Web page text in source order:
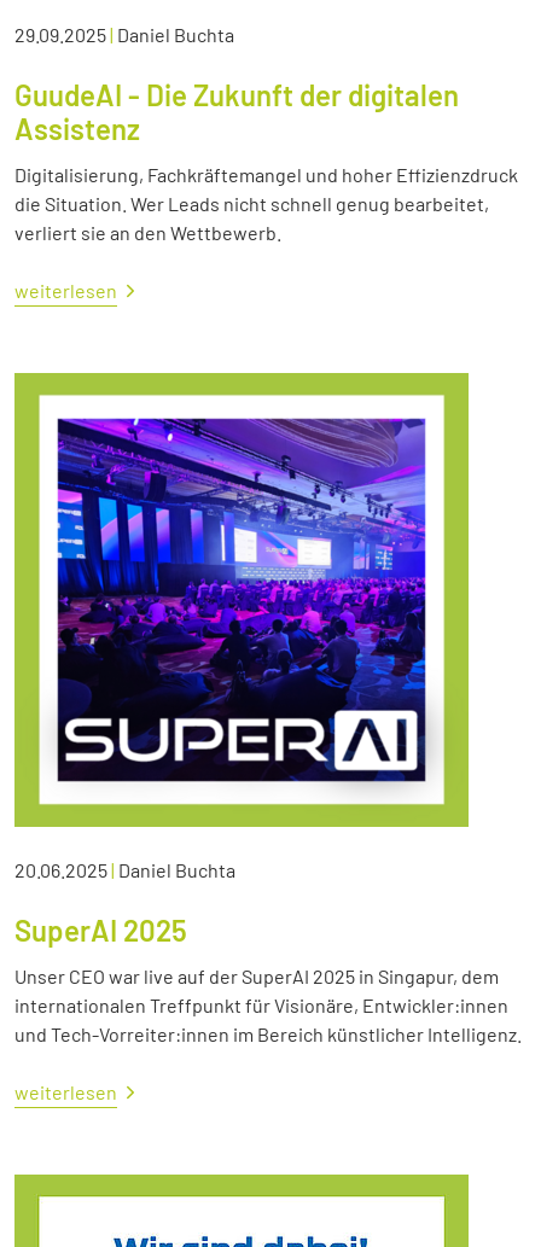
29.09.2025| Daniel Buchta
GuudeAI - Die Zukunft der digitalen
Assistenz
Digitalisierung, Fachkräftemangel und hoher Effizienzdruck
die Situation. Wer Leads nicht schnell genug bearbeitet,
verliert sie an den Wettbewerb.
weiterlesen
20.06.2025| Daniel Buchta
SuperAI 2025
Unser CEO war live auf der SuperAI 2025 in Singapur, dem
internationalen Treffpunkt für Visionäre, Entwickler:innen
und Tech-Vorreiter:innen im Bereich künstlicher Intelligenz.
weiterlesen